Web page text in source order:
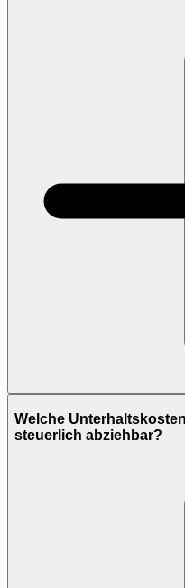
Welche
steuerlich abziehbar?